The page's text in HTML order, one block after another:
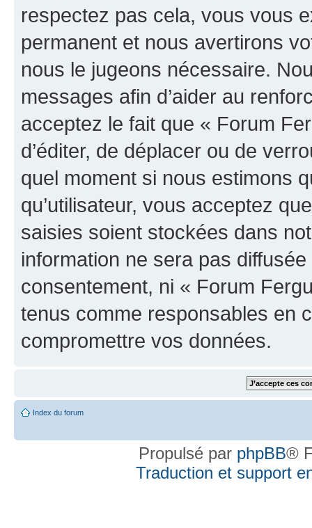
respectez pas cela, vous vous
permanent et nous avertirons
nous le jugeons nécessaire.
messages afin d’aider au
acceptez le fait que « Forum
d’éditer, de déplacer ou de
quel moment si nous estimons
qu’utilisateur, vous acceptez
saisies soient stockées dans
information ne sera pas
consentement, ni « Forum
tenus comme responsables en
compromettre vos données.
Index du forum
Propulsé par phpBB®
Traduction et support